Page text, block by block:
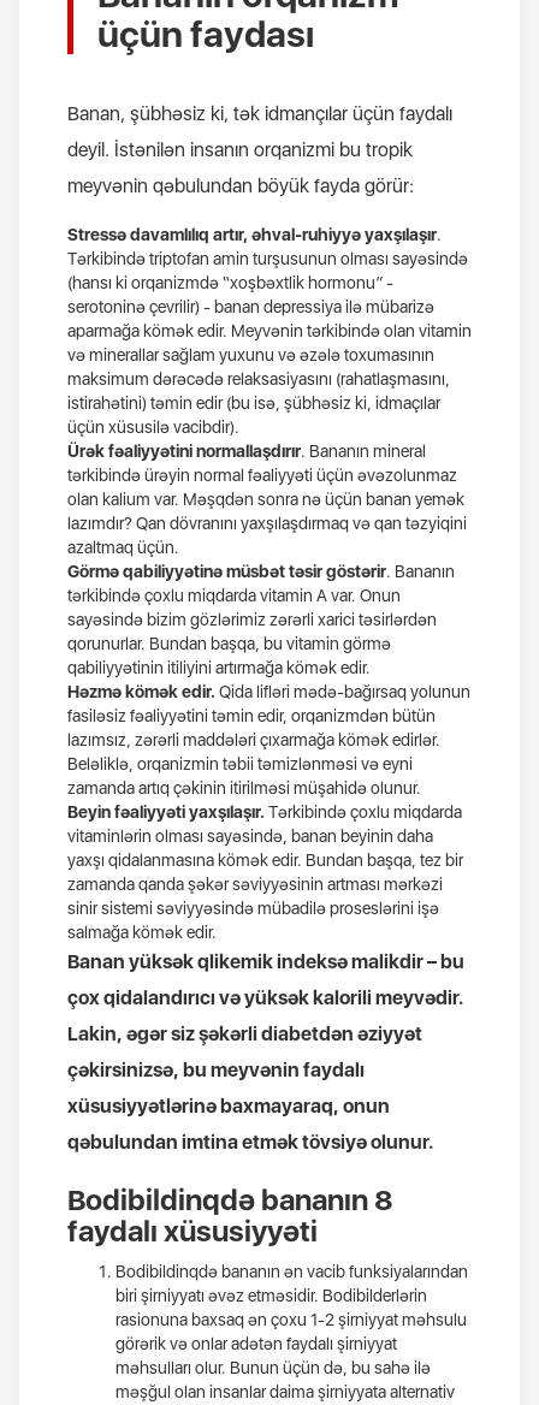
üçün faydası
Banan, şübhəsiz ki, tək idmançılar üçün faydalı
deyil. İstənilən insanın orqanizmi bu tropik
meyvənin qəbulundan böyük fayda görür:
Stressə davamlılıq artır, əhval-ruhiyyə yaxşılaşır.
Tərkibində triptofan amin turşusunun olması sayəsində
(hansı ki orqanizmdə “xoşbəxtlik hormonu” -
serotoninə çevrilir) - banan depressiya ilə mübarizə
aparmağa kömək edir. Meyvənin tərkibində olan vitamin
və minerallar sağlam yuxunu və əzələ toxumasının
maksimum dərəcədə relaksasiyasını (rahatlaşmasını,
istirahətini) təmin edir (bu isə, şübhəsiz ki, idmaçılar
üçün xüsusilə vacibdir).
Ürək fəaliyyətini normallaşdırır. Bananın mineral
tərkibində ürəyin normal fəaliyyəti üçün əvəzolunmaz
olan kalium var. Məşqdən sonra nə üçün banan yemək
lazımdır? Qan dövranını yaxşılaşdırmaq və qan təzyiqini
azaltmaq üçün.
Görmə qabiliyyətinə müsbət təsir göstərir. Bananın
tərkibində çoxlu miqdarda vitamin A var. Onun
sayəsində bizim gözlərimiz zərərli xarici təsirlərdən
qorunurlar. Bundan başqa, bu vitamin görmə
qabiliyyətinin itiliyini artırmağa kömək edir.
Həzmə kömək edir. Qida lifləri mədə-bağırsaq yolunun
fasiləsiz fəaliyyətini təmin edir, orqanizmdən bütün
lazımsız, zərərli maddələri çıxarmağa kömək edirlər.
Beləliklə, orqanizmin təbii təmizlənməsi və eyni
zamanda artıq çəkinin itirilməsi müşahidə olunur.
Beyin fəaliyyəti yaxşılaşır. Tərkibində çoxlu miqdarda
vitaminlərin olması sayəsində, banan beyinin daha
yaxşı qidalanmasına kömək edir. Bundan başqa, tez bir
zamanda qanda şəkər səviyyəsinin artması mərkəzi
sinir sistemi səviyyəsində mübadilə proseslərini işə
salmağa kömək edir.
Banan yüksək qlikemik indeksə malikdir – bu
çox qidalandırıcı və yüksək kalorili meyvədir.
Lakin, əgər siz şəkərli diabetdən əziyyət
çəkirsinizsə, bu meyvənin faydalı
xüsusiyyətlərinə baxmayaraq, onun
qəbulundan imtina etmək tövsiyə olunur.
Bodibildinqdə bananın 8
faydalı xüsusiyyəti
Bodibildinqdə bananın ən vacib funksiyalarından
biri şirniyyatı əvəz etməsidir. Bodibilderlərin
rasionuna baxsaq ən çoxu 1-2 şirniyyat məhsulu
görərik və onlar adətən faydalı şirniyyat
məhsulları olur. Bunun üçün də, bu sahə ilə
məşğul olan insanlar daima şirniyyata alternativ